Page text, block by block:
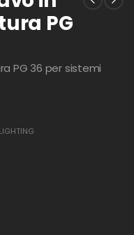
PG
PG 36 per sistemi